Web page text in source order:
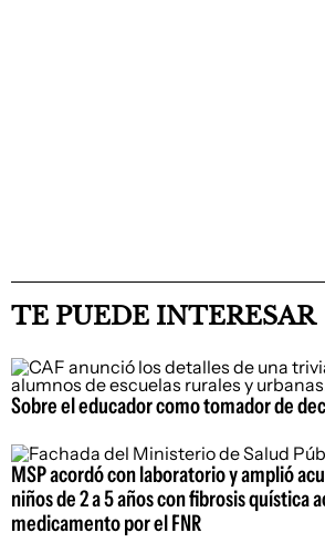
TE PUEDE INTERESAR
Sobre el educador como tomador de
MSP acordó con laboratorio y amplió
niños de 2 a 5 años con fibrosis quística
medicamento por el FNR